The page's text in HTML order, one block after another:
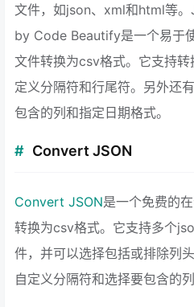
文件，如json、xml和html等
by Code Beautify是一个易于
文件转换为csv格式。它支持
定义分隔符和行尾符。另外还
包含的列和指定日期格式。
Convert JSON
Convert JSON是一个免费的
转换为csv格式。它支持多个
件，并可以选择包括或排除列
自定义分隔符和选择要包含的列